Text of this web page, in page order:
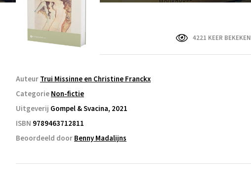
4221 KEER BEKEKEN
AuteurTrui Missinne en Christine Franckx
CategorieNon-fictie
Uitgeverij Gompel & Svacina, 2021
ISBN 9789463712811
Beoordeeld doorBenny Madalijns